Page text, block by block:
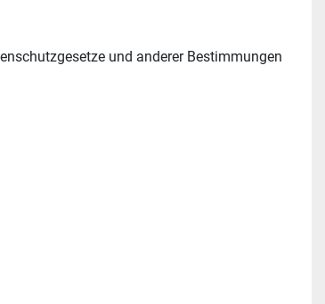
und anderer Bestimmungen